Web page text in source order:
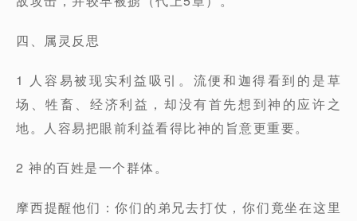
四、属灵反思
1 人容易被现实利益吸引。 流便和迦得看到的是草
场、牲畜、经济利益，却没有首先想到神的应许之
地。
人容易把眼前利益看得比神的旨意更重要。
2 神的百姓是一个群体。
摩西提醒他们：你们的弟兄去打仗，你们竟坐在这里